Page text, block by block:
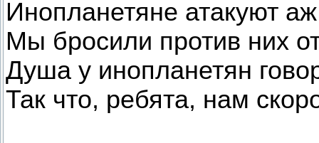
Инопланетяне атакуют
Мы бросили против них
Душа у инопланетян
Так что, ребята, нам